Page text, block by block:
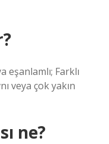
eşanlamlı; Farklı
veya çok yakın
ne?